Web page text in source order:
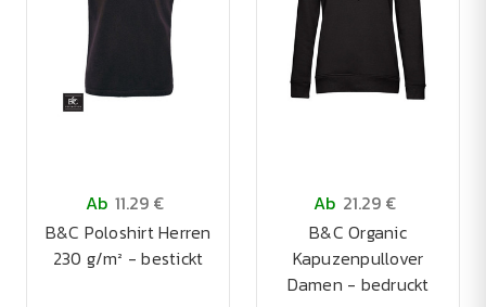
Ab 11.29 €
B&C Poloshirt Herren
230 g/m² - bestickt
Ab 21.29 €
B&C Organic
Kapuzenpullover
Damen - bedruckt